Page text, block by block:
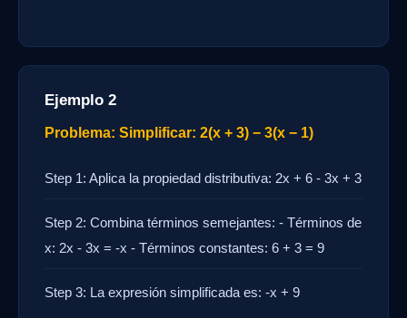
Ejemplo 2
Problema: Simplificar: 2(x + 3) − 3(x − 1)
Step 1: Aplica la propiedad distributiva: 2x + 6 - 3x + 3
Step 2: Combina términos semejantes: - Términos de
x: 2x - 3x = -x - Términos constantes: 6 + 3 = 9
Step 3: La expresión simplificada es: -x + 9